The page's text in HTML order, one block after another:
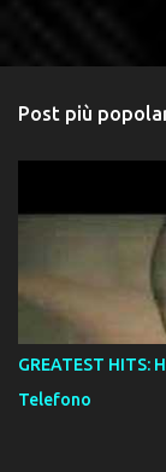
Post più
GREATEST HITS:
Telefono